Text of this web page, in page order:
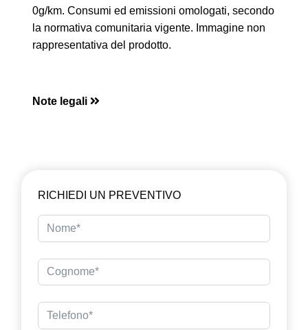
0g/km. Consumi ed emissioni omologati, secondo
la normativa comunitaria vigente. Immagine non
rappresentativa del prodotto.
Note legali
RICHIEDI UN PREVENTIVO